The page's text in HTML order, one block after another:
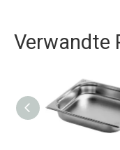
Verwandte